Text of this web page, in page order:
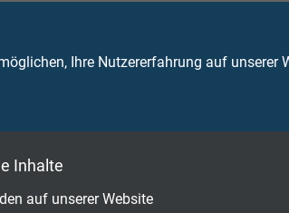
Ihre Nutzererfahrung auf unserer
Inhalte
auf unserer Website